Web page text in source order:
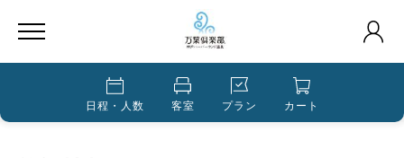
日程・人数 客室 プラン カート